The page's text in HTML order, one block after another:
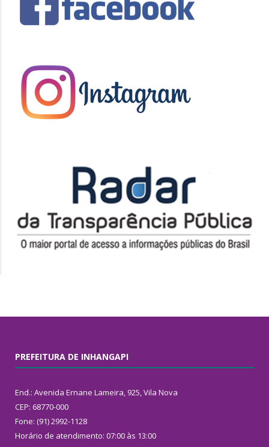
PREFEITURA DE INHANGAPI
End.: Avenida Ernane Lameira, 925, Vila Nova
CEP: 68770-000
Fone: (91) 2992-1128
Horário de atendimento: 07:00 às 13:00